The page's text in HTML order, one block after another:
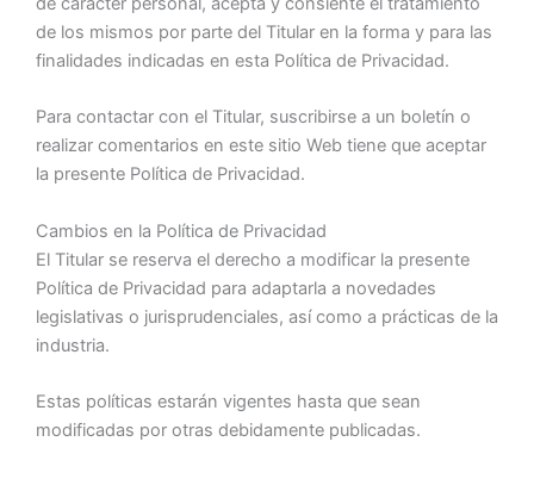
de los mismos por parte del Titular en la forma y para las
finalidades indicadas en esta Política de Privacidad.
Para contactar con el Titular, suscribirse a un boletín o
realizar comentarios en este sitio Web tiene que aceptar
la presente Política de Privacidad.
Cambios en la Política de Privacidad
El Titular se reserva el derecho a modificar la presente
Política de Privacidad para adaptarla a novedades
legislativas o jurisprudenciales, así como a prácticas de la
industria.
Estas políticas estarán vigentes hasta que sean
modificadas por otras debidamente publicadas.